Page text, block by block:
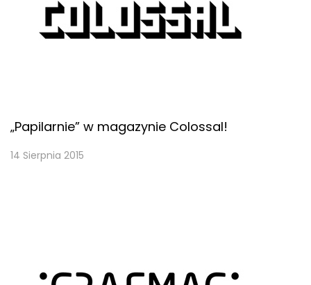
„Papilarnie” w magazynie Colossal!
14 Sierpnia 2015